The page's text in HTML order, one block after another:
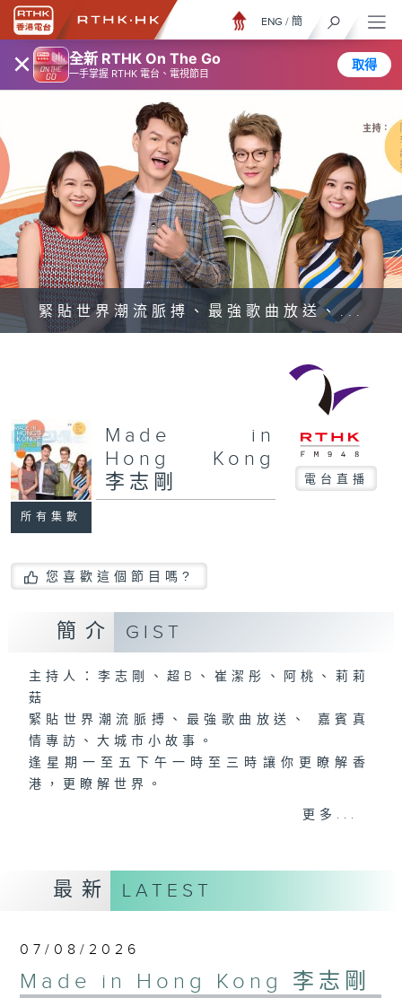
× 全新 RTHK On The Go
一手掌握 RTHK 電台、電視節目
取得
ENG / 簡
緊貼世界潮流脈搏、最強歌曲放送、...
所有集數
Made in
Hong Kong
李志剛
電台直播
您喜歡這個節目嗎?
簡介 GIST
主持人：李志剛、超B、崔潔彤、阿桃、莉莉
菇
緊貼世界潮流脈搏、最強歌曲放送、 嘉賓真
情專訪、大城市小故事。
逢星期一至五下午一時至三時讓你更瞭解香
港，更瞭解世界。
------------------------------------------
----------------------------------
更多...
最新 LATEST
07/08/2026
Made in Hong Kong 李志剛